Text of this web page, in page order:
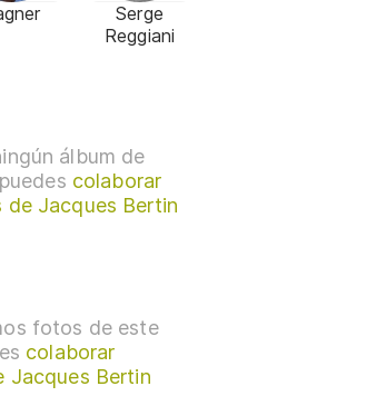
Serge
Reggiani
álbum de
colaborar
de Jacques Bertin
fotos de este
colaborar
Jacques Bertin